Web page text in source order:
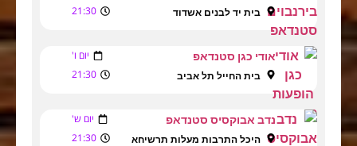
בית יד לבנים אשדוד 21:30
אודי כגן סטנדאפ יום ו'
בית החייל תל אביב 21:30
נדב אבוקסיס סטנדאפ יום ש'
היכל התרבות מעלות תרשיחא 21:30